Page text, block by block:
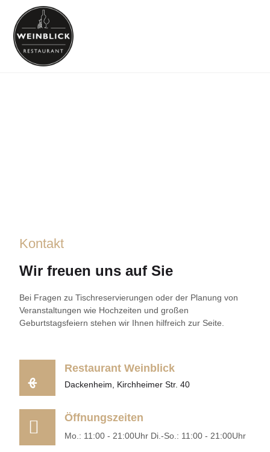
Kontakt
Wir freuen uns auf Sie
Bei Fragen zu Tischreservierungen oder der Planung von
Veranstaltungen wie Hochzeiten und großen
Geburtstagsfeiern stehen wir Ihnen hilfreich zur Seite.
Restaurant Weinblick
Dackenheim, Kirchheimer Str. 40
Öffnungszeiten
Mo.: 11:00 - 21:00Uhr Di.-So.: 11:00 - 21:00Uhr